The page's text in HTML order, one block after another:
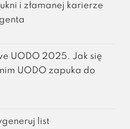
i złamanej karierze
UODO 2025. Jak się
UODO zapuka do
list